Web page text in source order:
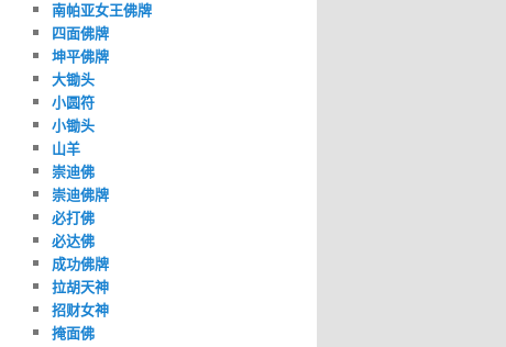
南帕亚女王佛牌
四面佛牌
坤平佛牌
大锄头
小圆符
小锄头
山羊
崇迪佛
崇迪佛牌
必打佛
必达佛
成功佛牌
拉胡天神
招财女神
掩面佛